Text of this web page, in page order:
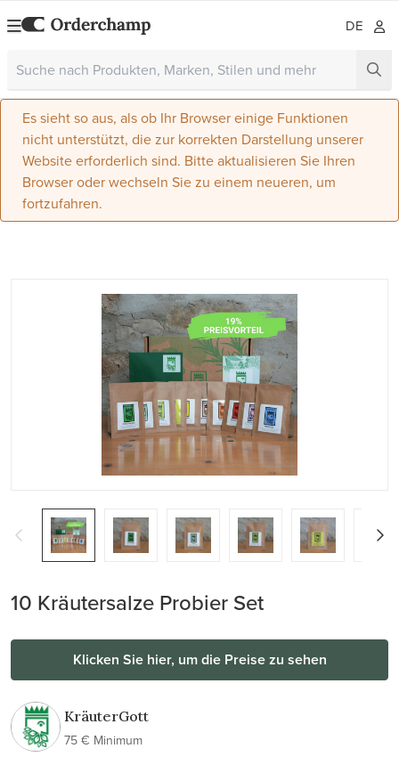
DE
Es sieht so aus, als ob Ihr Browser einige Funktionen
nicht unterstützt, die zur korrekten Darstellung unserer
Website erforderlich sind. Bitte aktualisieren Sie Ihren
Browser oder wechseln Sie zu einem neueren, um
fortzufahren.
10 Kräutersalze Probier Set
Klicken Sie hier, um die Preise zu sehen
KräuterGott
75 € Minimum